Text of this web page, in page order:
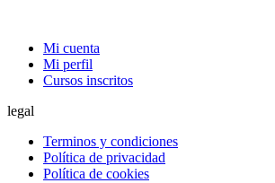
Mi cuenta
Mi perfil
Cursos inscritos
legal
Terminos y condiciones
Política de privacidad
Política de cookies